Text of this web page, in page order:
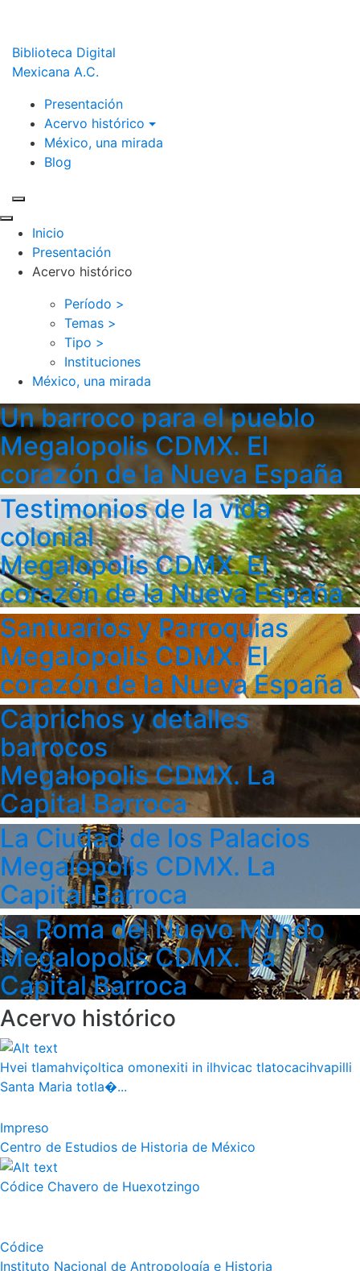
Biblioteca Digital
Mexicana A.C.
Presentación
Acervo histórico
México, una mirada
Blog
Inicio
Presentación
Acervo histórico
Período >
Temas >
Tipo >
Instituciones
México, una mirada
Un barroco para el pueblo
Megalopolis CDMX. El
corazón de la Nueva España
Testimonios de la vida
colonial
Megalopolis CDMX. El
corazón de la Nueva España
Santuarios y Parroquias
Megalopolis CDMX. El
corazón de la Nueva España
Caprichos y detalles
barrocos
Megalopolis CDMX. La
Capital Barroca
La Ciudad de los Palacios
Megalopolis CDMX. La
Capital Barroca
La Roma del Nuevo Mundo
Megalopolis CDMX. La
Capital Barroca
Acervo histórico
Hvei tlamahviçoltica omonexiti in ilhvicac tlatocacihvapilli
Santa Maria totla�...
Impreso
Centro de Estudios de Historia de México
Códice Chavero de Huexotzingo
Códice
Instituto Nacional de Antropología e Historia